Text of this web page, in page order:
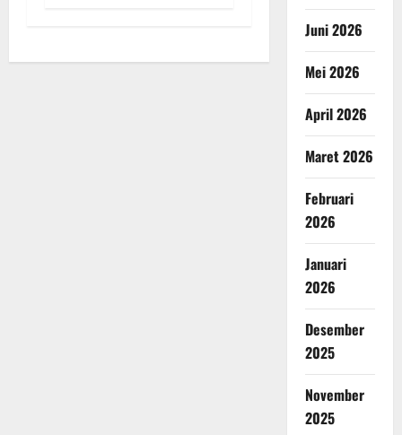
Juni 2026
Mei 2026
April 2026
Maret 2026
Februari
2026
Januari
2026
Desember
2025
November
2025